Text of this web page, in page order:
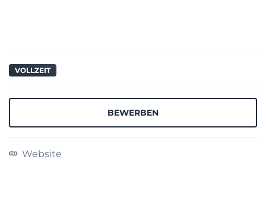
VOLLZEIT
BEWERBEN
Website